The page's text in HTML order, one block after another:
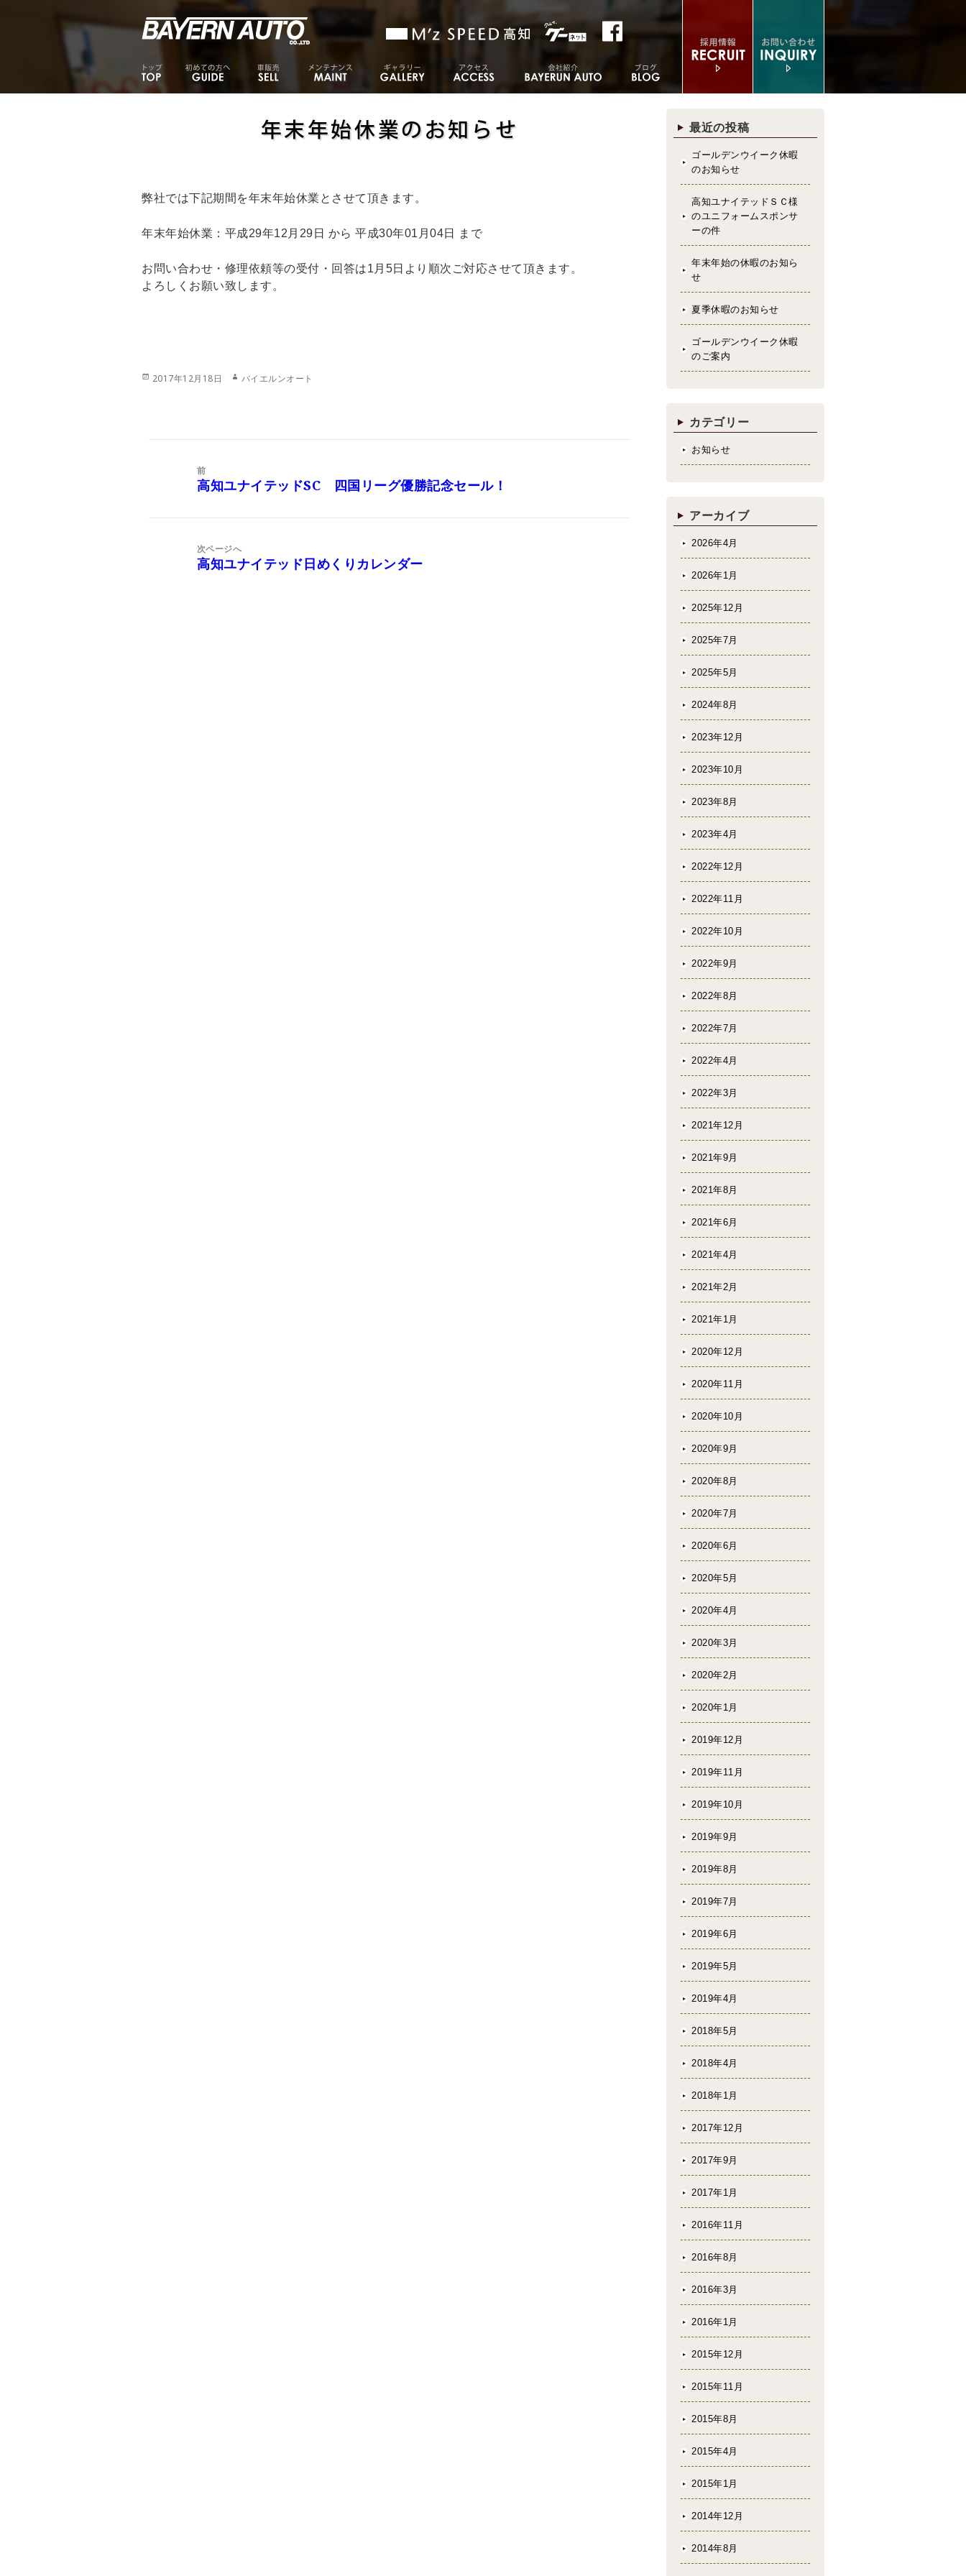
年末年始休業のお知らせ
弊社では下記期間を年末年始休業とさせて頂きます。
年末年始休業：平成29年12月29日 から 平成30年01月04日 まで
お問い合わせ・修理依頼等の受付・回答は1月5日より順次ご対応させて頂きます。
よろしくお願い致します。
投
2017年12月18日
作
バイエルンオート
前
前
高知ユナイテッドSC 四国リーグ優勝記念セール！
次ページへ
次
高知ユナイテッド日めくりカレンダー
最近の投稿
ゴールデンウイーク休暇
のお知らせ
高知ユナイテッドＳＣ様
のユニフォームスポンサ
ーの件
年末年始の休暇のお知ら
せ
夏季休暇のお知らせ
ゴールデンウイーク休暇
のご案内
カテゴリー
お知らせ
アーカイブ
2026年4月
2026年1月
2025年12月
2025年7月
2025年5月
2024年8月
2023年12月
2023年10月
2023年8月
2023年4月
2022年12月
2022年11月
2022年10月
2022年9月
2022年8月
2022年7月
2022年4月
2022年3月
2021年12月
2021年9月
2021年8月
2021年6月
2021年4月
2021年2月
2021年1月
2020年12月
2020年11月
2020年10月
2020年9月
2020年8月
2020年7月
2020年6月
2020年5月
2020年4月
2020年3月
2020年2月
2020年1月
2019年12月
2019年11月
2019年10月
2019年9月
2019年8月
2019年7月
2019年6月
2019年5月
2019年4月
2018年5月
2018年4月
2018年1月
2017年12月
2017年9月
2017年1月
2016年11月
2016年8月
2016年3月
2016年1月
2015年12月
2015年11月
2015年8月
2015年4月
2015年1月
2014年12月
2014年8月